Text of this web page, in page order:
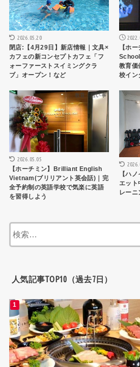
2026.05.20
閉店:【4月29日】新店情報｜文具×
カフェの新コンセプトカフェ「フ
ォーファーストスイミングクラ
ブ」オープン！など
【ホ
教育価
校イン
教育・習い事
2026.05.05
【ホーチミン】Brilliant English
Vietnam(ブリリアント英会話)｜完
全予約制の英語学校で気楽に英語
を習得しよう
【ハ
エット
レーニ
索:
人気記事TOP10（過去7日）